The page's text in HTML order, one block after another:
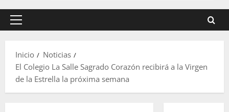
Menú
Inicio
Noticias
El Colegio La Salle Sagrado Corazón recibirá a la Virgen
de la Estrella la próxima semana